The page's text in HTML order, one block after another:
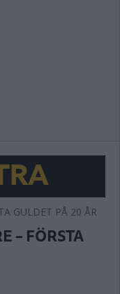
– FÖRSTA